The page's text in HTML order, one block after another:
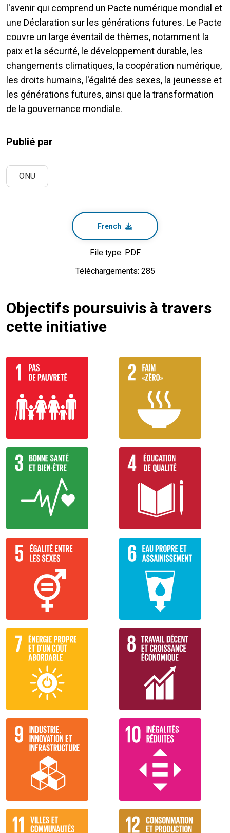
l'avenir qui comprend un Pacte numérique mondial et
une Déclaration sur les générations futures. Le Pacte
couvre un large éventail de thèmes, notamment la
paix et la sécurité, le développement durable, les
changements climatiques, la coopération numérique,
les droits humains, l'égalité des sexes, la jeunesse et
les générations futures, ainsi que la transformation
de la gouvernance mondiale.
Publié par
ONU
French
File type: PDF
Téléchargements: 285
Objectifs poursuivis à travers
cette initiative